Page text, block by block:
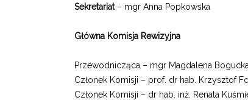
Sekretariat– mgr Anna Popkowska
Główna Komisja Rewizyjna
Przewodnicząca – mgr Magdalena Bogucka
Członek Komisji – prof. dr hab. Krzysztof
Członek Komisji – dr hab. inż. Renata